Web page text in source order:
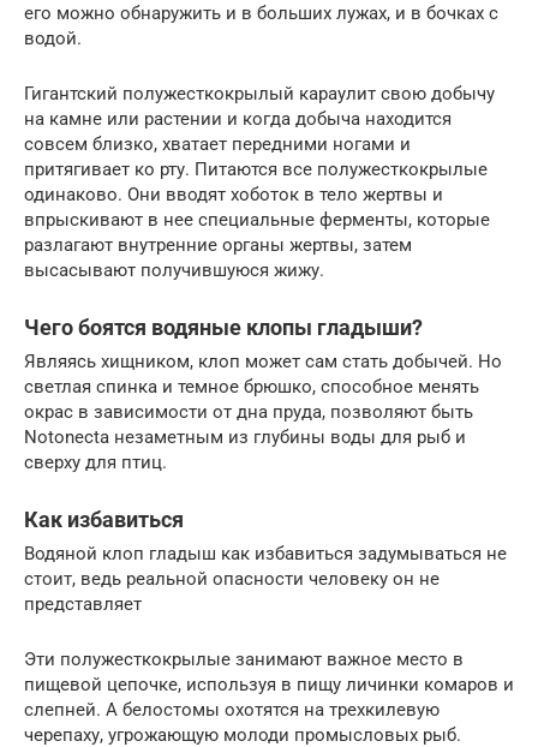
его можно обнаружить и в больших лужах, и в бочках с
водой.
Гигантский полужесткокрылый караулит свою добычу
на камне или растении и когда добыча находится
совсем близко, хватает передними ногами и
притягивает ко рту. Питаются все полужесткокрылые
одинаково. Они вводят хоботок в тело жертвы и
впрыскивают в нее специальные ферменты, которые
разлагают внутренние органы жертвы, затем
высасывают получившуюся жижу.
Чего боятся водяные клопы гладыши?
Являясь хищником, клоп может сам стать добычей. Но
светлая спинка и темное брюшко, способное менять
окрас в зависимости от дна пруда, позволяют быть
Notonecta незаметным из глубины воды для рыб и
сверху для птиц.
Как избавиться
Водяной клоп гладыш как избавиться задумываться не
стоит, ведь реальной опасности человеку он не
представляет
Эти полужесткокрылые занимают важное место в
пищевой цепочке, используя в пищу личинки комаров и
слепней. А белостомы охотятся на трехкилевую
черепаху, угрожающую молоди промысловых рыб.